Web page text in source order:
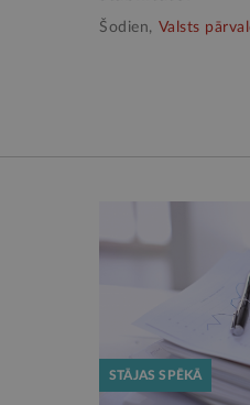
Šodien, Valsts
STĀJAS SPĒKĀ